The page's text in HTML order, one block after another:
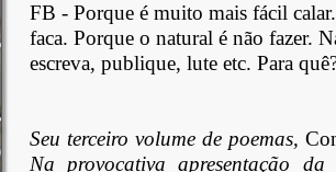
FB - Porque é muito mais fácil
faca. Porque o natural é não fazer.
escreva, publique, lute etc. Para
Seu terceiro volume de poemas,
Na provocativa apresentação